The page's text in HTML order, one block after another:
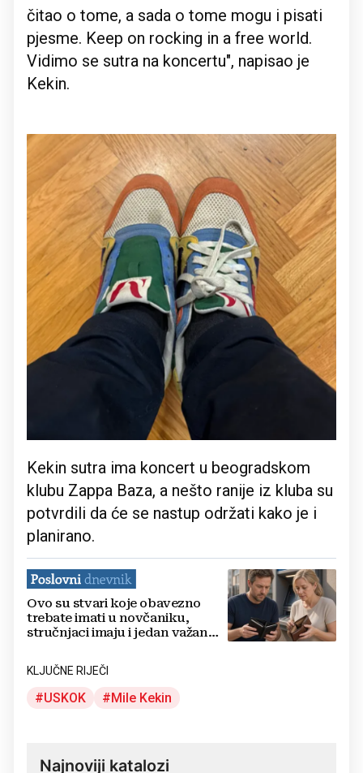
čitao o tome, a sada o tome mogu i pisati
pjesme. Keep on rocking in a free world.
Vidimo se sutra na koncertu", napisao je
Kekin.
Kekin sutra ima koncert u beogradskom
klubu Zappa Baza, a nešto ranije iz kluba su
potvrdili da će se nastup održati kako je i
planirano.
Ovo su stvari koje obavezno
trebate imati u novčaniku,
stručnjaci imaju i jedan važan
KLJUČNE RIJEČI
USKOK Mile Kekin